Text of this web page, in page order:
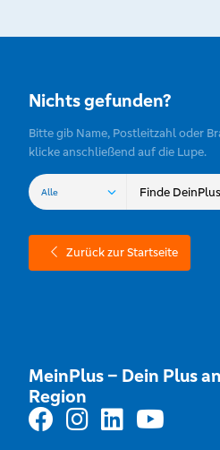
Nichts gefunden?
Bitte gib Name, Postleitzahl oder
klicke anschließend auf die Lupe.
Zurück zur Startseite
MeinPlus – Dein Plus
Region